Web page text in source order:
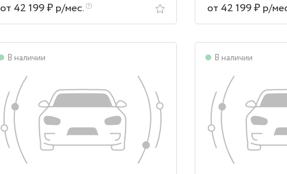
от 42 199 ₽ р/мес. от 42 199 ₽ р/
В наличии В наличии